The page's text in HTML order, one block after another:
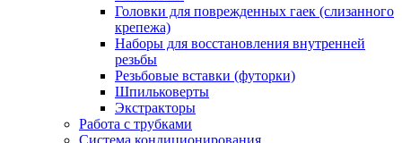
Головки для поврежденных гаек (слизанного
крепежа)
Наборы для восстановления внутренней
резьбы
Резьбовые вставки (футорки)
Шпильковерты
Экстракторы
Работа с трубками
Система кондиционирования